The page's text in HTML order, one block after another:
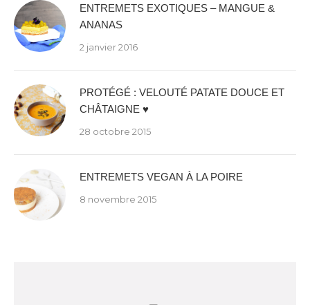
ENTREMETS EXOTIQUES – MANGUE &
ANANAS
2 janvier 2016
PROTÉGÉ : VELOUTÉ PATATE DOUCE ET
CHÂTAIGNE ♥
28 octobre 2015
ENTREMETS VEGAN À LA POIRE
8 novembre 2015